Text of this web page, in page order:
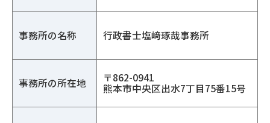
事務所の名称 行政書士塩﨑琢哉事務所
事務所の所在地 〒862-0941
熊本市中央区出水7丁目75番15号